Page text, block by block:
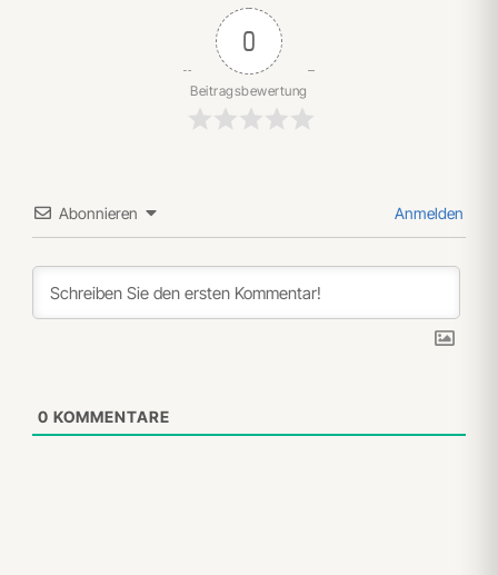
0
Beitragsbewertung
Abonnieren Anmelden
0 KOMMENTARE